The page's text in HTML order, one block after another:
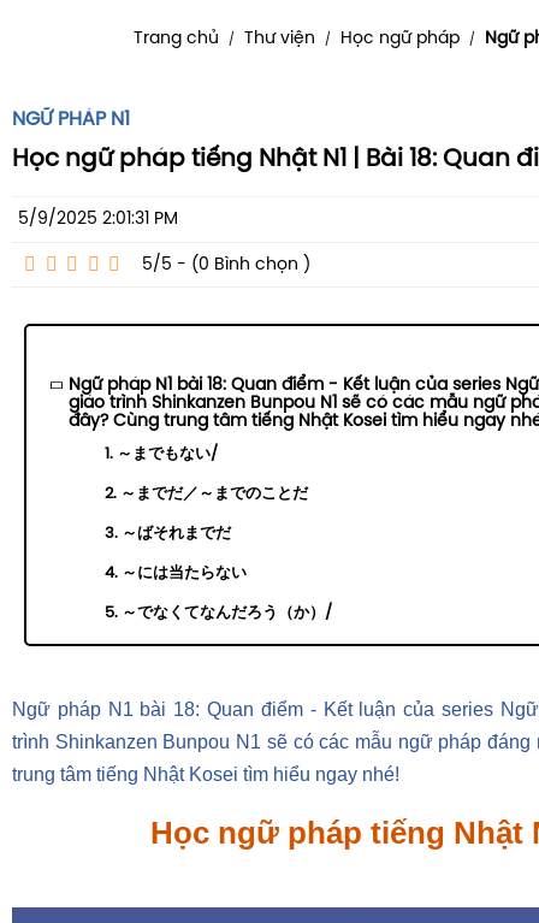
Trang chủ / Thư viện / Học ngữ pháp / Ngữ
NGỮ PHÁP N1
Học ngữ pháp tiếng Nhật N1 | Bài 18: Quan
5/9/2025 2:01:31 PM
5/5 - (0 Bình chọn )
Ngữ pháp N1 bài 18: Quan điểm - Kết luận của series
giáo trình Shinkanzen Bunpou N1 sẽ có các mẫu ngữ
đây? Cùng trung tâm tiếng Nhật Kosei tìm hiểu ngay
1. ～までもない/
2. ～までだ／～までのことだ
3. ～ばそれまでだ
4. ～には当たらない
5. ～でなくてなんだろう（か）/
Ngữ pháp N1 bài 18: Quan điểm - Kết luận của series
trình Shinkanzen Bunpou N1 sẽ có các mẫu ngữ pháp
trung tâm tiếng Nhật Kosei tìm hiểu ngay nhé!
Học ngữ pháp tiếng Nhật